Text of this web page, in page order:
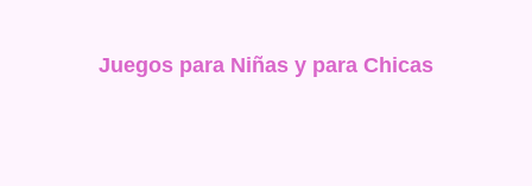
Juegos para Niñas y para Chicas